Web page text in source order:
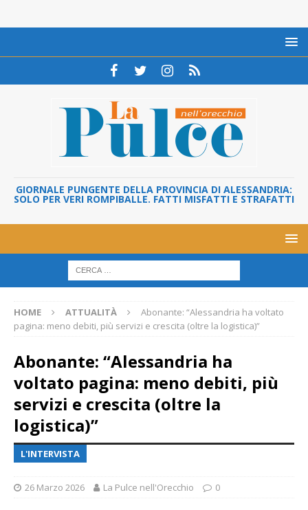
GIORNALE PUNGENTE DELLA PROVINCIA DI ALESSANDRIA:
SOLO PER VERI ROMPIBALLE. FATTI MISFATTI E STRAFATTI
HOME ATTUALITÀ
Abonante: “Alessandria ha voltato
pagina: meno debiti, più servizi e crescita (oltre la logistica)”
Abonante: “Alessandria ha
voltato pagina: meno debiti, più
servizi e crescita (oltre la
logistica)”
L'INTERVISTA
26 Marzo 2026 La Pulce nell'Orecchio 0